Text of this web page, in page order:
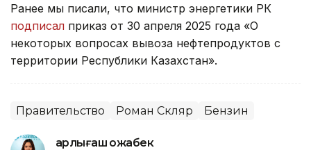
Ранее мы писали, что министр энергетики РК
подписал приказ от 30 апреля 2025 года «О
некоторых вопросах вывоза нефтепродуктов с
территории Республики Казахстан».
Правительство Роман Скляр Бензин
Қарлығаш Қожабек